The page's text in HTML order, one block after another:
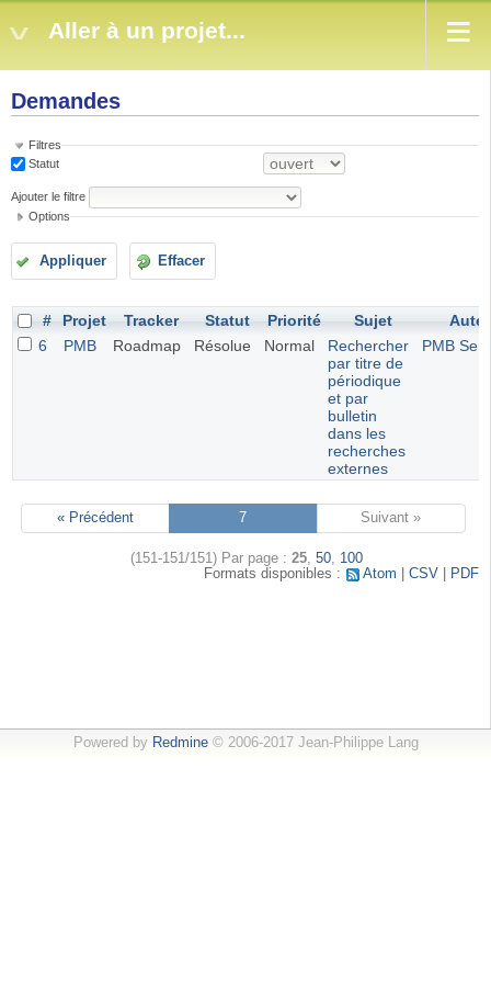
Aller à un projet...
Demandes
Filtres
Statut
Ajouter le filtre
Options
Appliquer Effacer
# Projet Tracker Statut Priorité Sujet
6
PMB Roadmap Résolue Normal
Rechercher
par titre de
périodique
et par
bulletin
dans les
recherches
externes
PMB
« Précédent 7 Suivant »
(151-151/151) Par page : 25, 50, 100
Formats disponibles :
Atom CSV PDF
Powered by Redmine© 2006-2017 Jean-Philippe Lang